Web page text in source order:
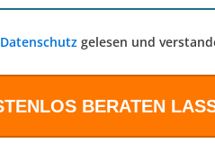
Datenschutzgelesen und